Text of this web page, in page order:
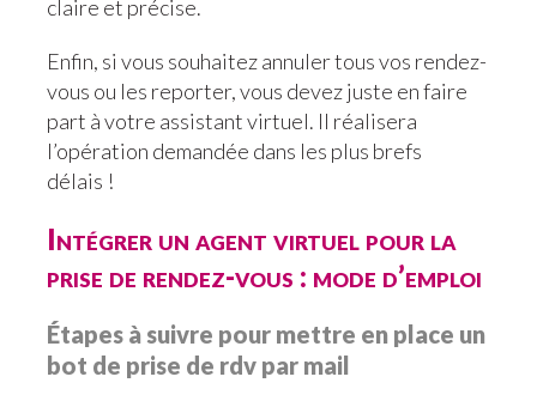
claire et précise.
Enfin, si vous souhaitez annuler tous vos rendez-
vous ou les reporter, vous devez juste en faire
part à votre assistant virtuel. Il réalisera
l’opération demandée dans les plus brefs
délais !
Intégrer un agent virtuel pour la
prise de rendez-vous : mode d’emploi
Étapes à suivre pour mettre en place un
bot de prise de rdv par mail